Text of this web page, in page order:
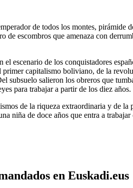
de todos los montes, pirámide
de escombros que amenaza con
el escenario de los conquistadores
primer capitalismo boliviano, de la
subsuelo salieron los obreros que
para trabajar a partir de los diez años.
de la riqueza extraordinaria y de
niña de doce años que entra a
en Euskadi.eus